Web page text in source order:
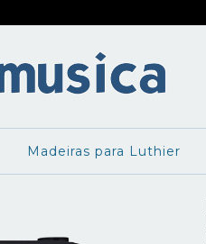
Madeiras para Luthier